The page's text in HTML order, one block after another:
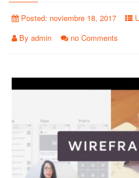
Posted: noviembre 18, 2017
By admin no Comments